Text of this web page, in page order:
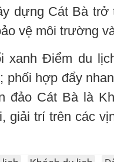
dựng Cát Bà trở
vệ môi trường
xanh Điểm du
phối hợp đẩy
đảo Cát Bà là
giải trí trên các